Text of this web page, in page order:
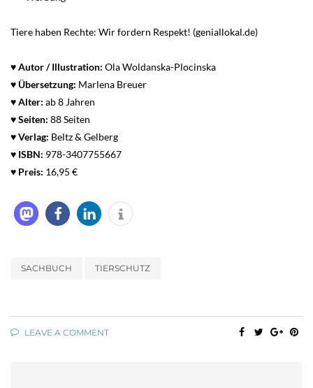
Tiere haben Rechte: Wir fordern Respekt! (geniallokal.de)
♥ Autor / Illustration: Ola Woldanska-Plocinska
♥Übersetzung: Marlena Breuer
♥ Alter: ab 8 Jahren
♥Seiten: 88 Seiten
♥ Verlag: Beltz & Gelberg
♥ ISBN: 978-3407755667
♥ Preis: 16,95 €
SACHBUCH TIERSCHUTZ
LEAVE A COMMENT